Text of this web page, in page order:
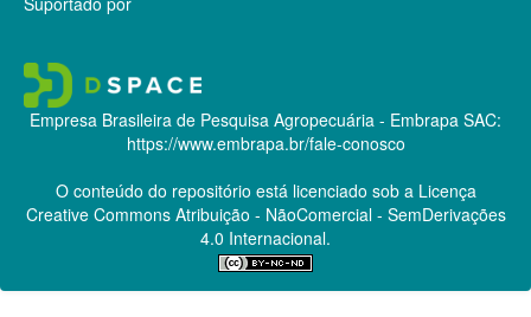
Empresa Brasileira de Pesquisa Agropecuária - Embrapa SAC:
https://www.embrapa.br/fale-conosco
O conteúdo do repositório está licenciado sob a Licença
Creative CommonsAtribuição - NãoComercial - SemDerivações
4.0 Internacional.